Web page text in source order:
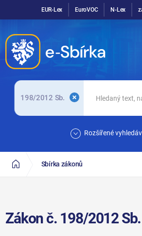
EUR-Lex EuroVOC N-Lex
198/2012 Sb.
Rozšířené
Sbírka zákonů
Zákon č. 198/2012 Sb.